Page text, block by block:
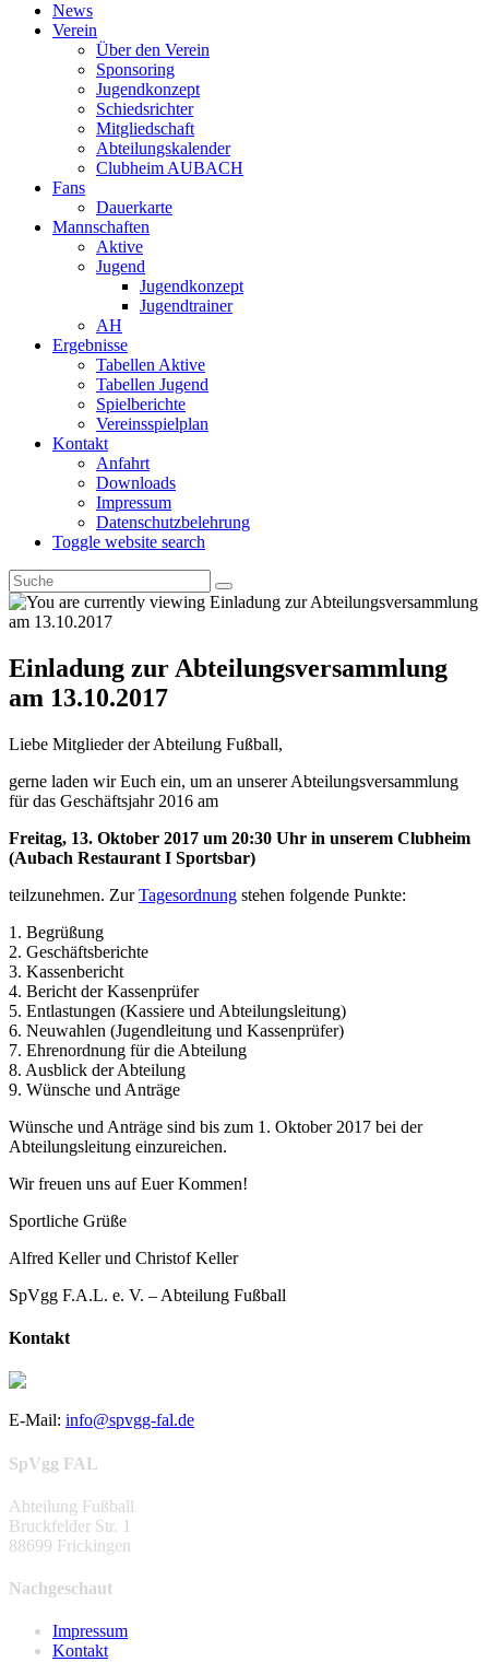
News
Verein
Über den Verein
Sponsoring
Jugendkonzept
Schiedsrichter
Mitgliedschaft
Abteilungskalender
Clubheim AUBACH
Fans
Dauerkarte
Mannschaften
Aktive
Jugend
Jugendkonzept
Jugendtrainer
AH
Ergebnisse
Tabellen Aktive
Tabellen Jugend
Spielberichte
Vereinsspielplan
Kontakt
Anfahrt
Downloads
Impressum
Datenschutzbelehrung
Toggle website search
Einladung zur Abteilungsversammlung
am 13.10.2017
Liebe Mitglieder der Abteilung Fußball,
gerne laden wir Euch ein, um an unserer Abteilungsversammlung
für das Geschäftsjahr 2016 am
Freitag, 13. Oktober 2017 um 20:30 Uhr in unserem Clubheim
(Aubach Restaurant I Sportsbar)
teilzunehmen. ZurTagesordnung stehen folgende Punkte:
1. Begrüßung
2. Geschäftsberichte
3. Kassenbericht
4. Bericht der Kassenprüfer
5. Entlastungen (Kassiere und Abteilungsleitung)
6. Neuwahlen (Jugendleitung und Kassenprüfer)
7. Ehrenordnung für die Abteilung
8. Ausblick der Abteilung
9. Wünsche und Anträge
Wünsche und Anträge sind bis zum 1. Oktober 2017 bei der
Abteilungsleitung einzureichen.
Wir freuen uns auf Euer Kommen!
Sportliche Grüße
Alfred Keller und Christof Keller
SpVgg F.A.L. e. V. – Abteilung Fußball
Kontakt
E-Mail: info@spvgg-fal.de
SpVgg FAL
Abteilung Fußball
Bruckfelder Str. 1
88699 Frickingen
Nachgeschaut
Impressum
Kontakt